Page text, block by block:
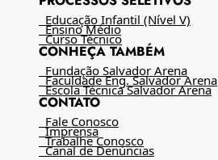
Educação Infantil (Nível V)
Ensino Médio
Curso Técnico
CONHEÇA TAMBÉM
Fundação Salvador Arena
Faculdade Eng. Salvador Arena
Escola Técnica Salvador Arena
CONTATO
Fale Conosco
Imprensa
Trabalhe Conosco
Canal de Denúncias